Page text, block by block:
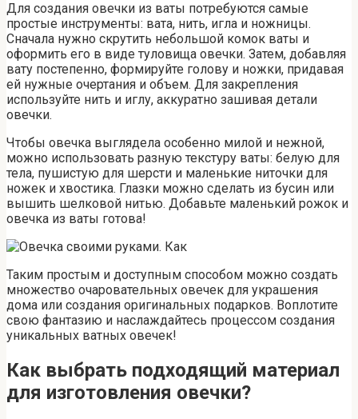
Для создания овечки из ваты потребуются самые
простые инструменты: вата, нить, игла и ножницы.
Сначала нужно скрутить небольшой комок ваты и
оформить его в виде туловища овечки. Затем, добавляя
вату постепенно, формируйте голову и ножки, придавая
ей нужные очертания и объем. Для закрепления
используйте нить и иглу, аккуратно зашивая детали
овечки.
Чтобы овечка выглядела особенно милой и нежной,
можно использовать разную текстуру ваты: белую для
тела, пушистую для шерсти и маленькие ниточки для
ножек и хвостика. Глазки можно сделать из бусин или
вышить шелковой нитью. Добавьте маленький рожок и
овечка из ваты готова!
Таким простым и доступным способом можно создать
множество очаровательных овечек для украшения
дома или создания оригинальных подарков. Воплотите
свою фантазию и наслаждайтесь процессом создания
уникальных ватных овечек!
Как выбрать подходящий материал
для изготовления овечки?